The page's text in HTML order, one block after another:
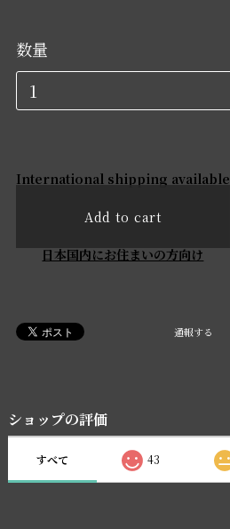
数量
International shipping available
Add to cart
日本国内にお住まいの方向け
通報する
ショップの評価
すべて 43